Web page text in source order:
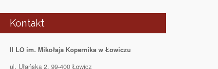
Kontakt
II LO im. Mikołaja Kopernika w Łowiczu
ul. Ułańska 2, 99-400 Łowicz